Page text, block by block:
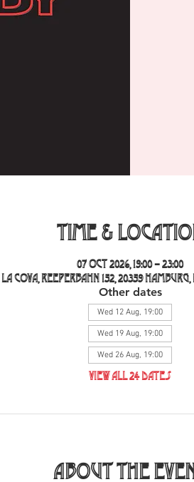
Time &
07 Oct 2026, 19:00 – 23:00
La Cova, Reeperbahn 152, 20359
Other dates
Wed 12 Aug, 19:00
Wed 19 Aug, 19:00
Wed 26 Aug, 19:00
View all 24 dates
About the